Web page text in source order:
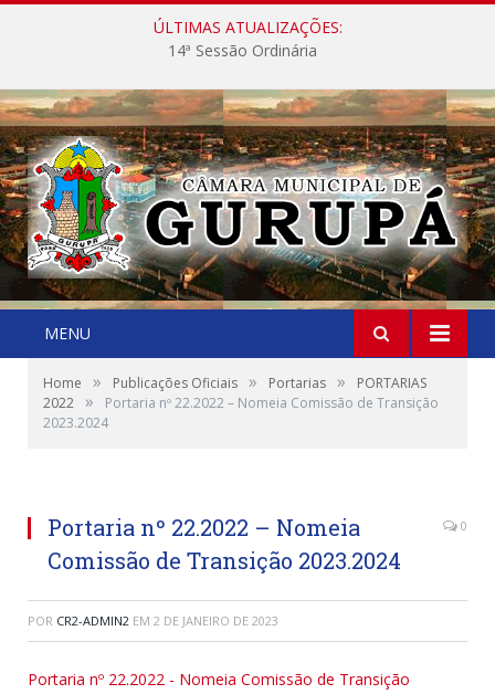
ÚLTIMAS ATUALIZAÇÕES:
14ª Sessão Ordinária
MENU
Home » Publicações Oficiais » Portarias »
PORTARIAS
2022 »
Portaria nº 22.2022 – Nomeia Comissão de Transição
2023.2024
Portaria nº 22.2022 – Nomeia
Comissão de Transição 2023.2024
0
POR CR2-ADMIN2 EM 2 DE JANEIRO DE 2023
Portaria nº 22.2022 - Nomeia Comissão de Transição